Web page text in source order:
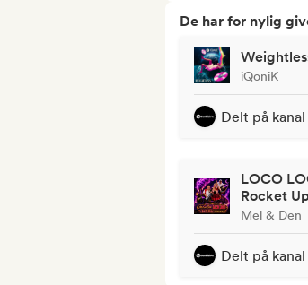
De har for nylig
iQoniK
Delt på kanal
LOCO
Rocket
Mel & Den
Delt på kanal